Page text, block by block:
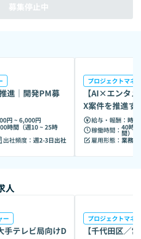
ます。エンタメ業界のワークフローの
来のビジネスモデルを変革する新規
募集停止中
進｜開発PM募
円 ~ 6,000円
時間（週10 ~ 25時
出社頻度： 週2-3日出社
プロジェクトマネ
【AI×エンタ
X案件を推進す
給与・報酬： 時
稼働時間： 40時
間）
雇用形態： 業務委
人
ー
手テレビ局向けD
プロジェクトマネ
【千代田区／